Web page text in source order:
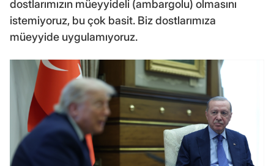
dostlarımızın müeyyideli (ambargolu) olmasını
istemiyoruz, bu çok basit. Biz dostlarımıza
müeyyide uygulamıyoruz.